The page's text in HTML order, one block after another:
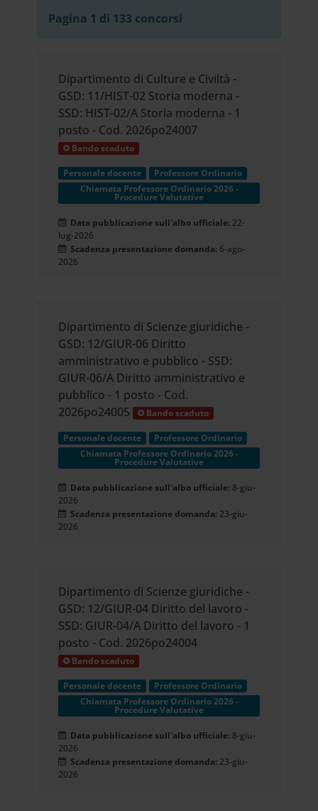
Pagina 1 di 133 concorsi
Dipartimento di Culture e Civiltà -
GSD: 11/HIST-02 Storia moderna -
SSD: HIST-02/A Storia moderna - 1
posto - Cod. 2026po24007
Bando scaduto
Personale docente
Professore Ordinario
Chiamata Professore Ordinario 2026 -
Procedure Valutative
Data pubblicazione sull'albo ufficiale: 22-
lug-2026
Scadenza presentazione domanda: 6-ago-
2026
Dipartimento di Scienze giuridiche -
GSD: 12/GIUR-06 Diritto
amministrativo e pubblico - SSD:
GIUR-06/A Diritto amministrativo e
pubblico - 1 posto - Cod.
2026po24005
Bando scaduto
Personale docente
Professore Ordinario
Chiamata Professore Ordinario 2026 -
Procedure Valutative
Data pubblicazione sull'albo ufficiale: 8-giu-
2026
Scadenza presentazione domanda: 23-giu-
2026
Dipartimento di Scienze giuridiche -
GSD: 12/GIUR-04 Diritto del lavoro -
SSD: GIUR-04/A Diritto del lavoro - 1
posto - Cod. 2026po24004
Bando scaduto
Personale docente
Professore Ordinario
Chiamata Professore Ordinario 2026 -
Procedure Valutative
Data pubblicazione sull'albo ufficiale: 8-giu-
2026
Scadenza presentazione domanda: 23-giu-
2026